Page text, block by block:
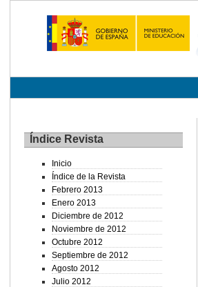
Índice Revista
Inicio
Índice de la Revista
Febrero 2013
Enero 2013
Diciembre de 2012
Noviembre de 2012
Octubre 2012
Septiembre de 2012
Agosto 2012
Julio 2012